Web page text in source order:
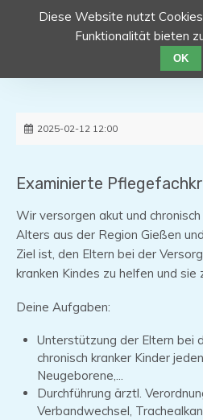
2025-02-12 12:00
Examinierte
Wir versorgen akut und
Alters aus der Region Gießen
Ziel ist, den Eltern bei der
kranken Kindes zu helfen und sie
Deine Aufgaben:
Unterstützung der Eltern bei
chronisch kranker Kinder
Neugeborene,...
Durchführung ärztl.
Verbandwechsel,
Diese Website nutzt
Funktionalität bieten
OK